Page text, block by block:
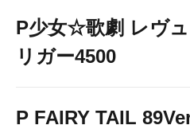
P少女☆歌劇 レヴ
リガー4500
P FAIRY TAIL